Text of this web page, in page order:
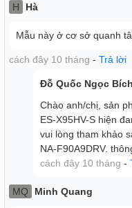
Diệt khuẩn, khử mùi
khuẩn
Mâm giặt Ag+ kháng
phân tử bạc, ngăn chặn
hoặc ẩm ướt, mang đến
H Hà
Mẫu này ở cơ sở quanh
cách đây 10 tháng - Trả lời
Đỗ Quốc Ngọc Bích
Chào anh/chị, sản
ES-X95HV-S hiện
vui lòng tham khảo
NA-F90A9DRV.
cách đây 10 tháng -
MQ Minh Quang